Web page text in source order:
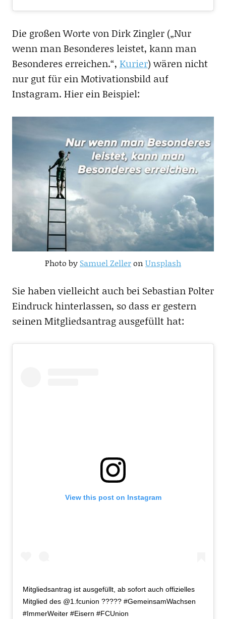
Die großen Worte von Dirk Zingler („Nur
wenn man Besonderes leistet, kann man
Besonderes erreichen.“, Kurier) wären nicht
nur gut für ein Motivationsbild auf
Instagram. Hier ein Beispiel:
Photo by Samuel Zelleron Unsplash
Sie haben vielleicht auch bei Sebastian Polter
Eindruck hinterlassen, so dass er gestern
seinen Mitgliedsantrag ausgefüllt hat:
View this post on Instagram
Mitgliedsantrag ist ausgefüllt, ab sofort auch offizielles
Mitglied des @1.fcunion ????? #GemeinsamWachsen
#ImmerWeiter #Eisern #FCUnion